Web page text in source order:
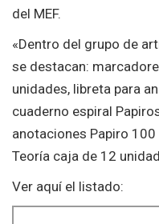
del MEF.
«Dentro del grupo de
se destacan:
unidades, libreta para
cuaderno espiral
anotaciones Papiro
Teoría caja de 12
Ver aquí el listado: